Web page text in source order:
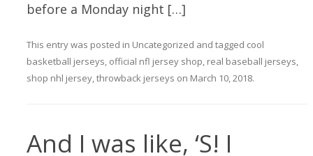
before a Monday night […]
This entry was posted in Uncategorized and tagged cool
basketball jerseys, official nfl jersey shop, real baseball jerseys,
shop nhl jersey,throwback jerseys on March 10, 2018.
And I was like, ‘S! I